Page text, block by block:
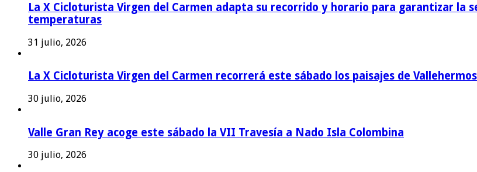
La X Cicloturista Virgen del Carmen adapta su recorrido y horario para garantizar
temperaturas
31 julio, 2026
La X Cicloturista Virgen del Carmen recorrerá este sábado los paisajes de
30 julio, 2026
Valle Gran Rey acoge este sábado la VII Travesía a Nado Isla Colombina
30 julio, 2026